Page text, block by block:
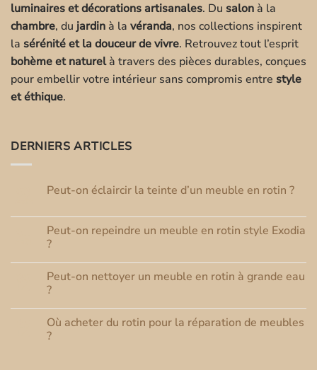
luminaires et décorations artisanales. Du salon à la
chambre, du jardin à la véranda, nos collections inspirent
la sérénité et la douceur de vivre. Retrouvez tout l’esprit
bohème et naturelà travers des pièces durables, conçues
pour embellir votre intérieur sans compromis entre style
et éthique.
DERNIERS ARTICLES
Peut-on éclaircir la teinte d’un meuble en rotin ?
commentaire
Peut-
on
éclaircir
d’un
meuble
en
Peut-on repeindre un meuble en rotin style Exodia
?
sur
Peut-
on
meuble
en
rotin
Peut-on nettoyer un meuble en rotin à grande eau
?
sur
Peut-
on
Où acheter du rotin pour la réparation de meubles
?